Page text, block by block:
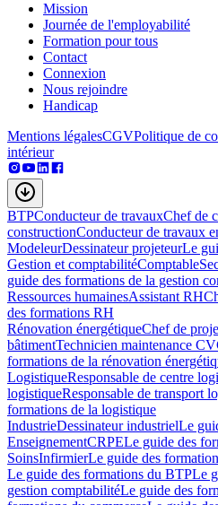
Mission
Journée de l'employabilité
Formation pour tous
Contact
Connexion
Nous rejoindre
Handicap
Mentions légalesCGVPolitique de
intérieur
BTPConducteur de travauxChef de
constructionConducteur de travaux
ModeleurDessinateur projeteurLe
Gestion et comptabilitéComptable
guide des formations de la gestion
Ressources humainesAssistant RH
des formations RH
Rénovation énergétiqueChef de
bâtimentTechnicien maintenance
formations de la rénovation
LogistiqueResponsable de centre
logistiqueResponsable de transport
formations de la logistique
IndustrieDessinateur industrielLe
EnseignementCRPELe guide des
SoinsInfirmierLe guide des
Le guide des formations du BTPLe
gestion comptabilitéLe guide des